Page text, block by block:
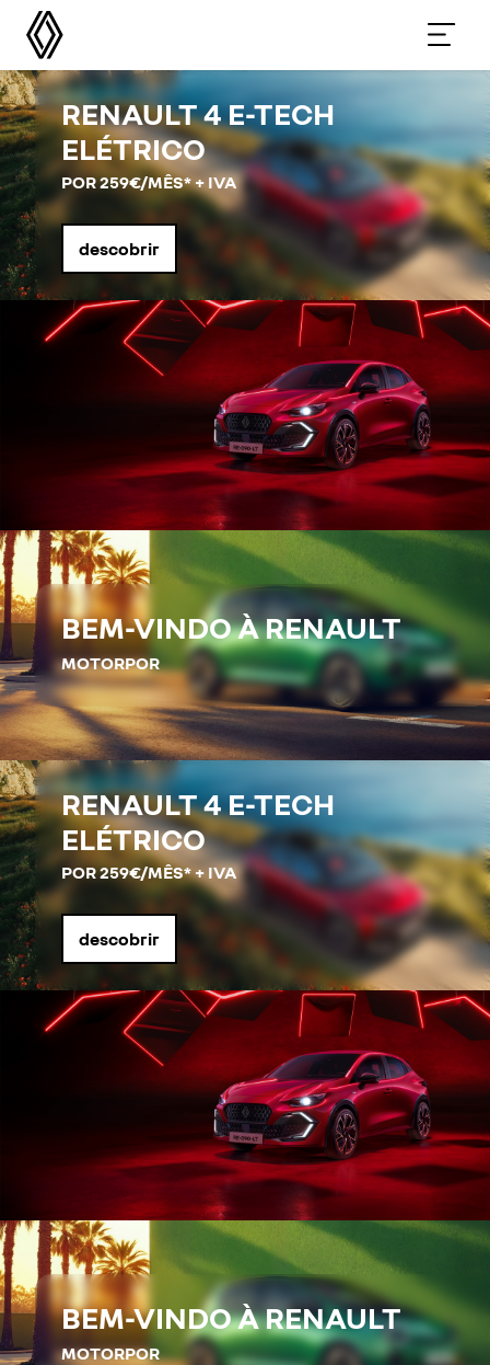
RENAULT 4 E-TECH
ELÉTRICO
POR 259€/MÊS* + IVA
descobrir
BEM-VINDO À RENAULT
MOTORPOR
RENAULT 4 E-TECH
ELÉTRICO
POR 259€/MÊS* + IVA
descobrir
BEM-VINDO À RENAULT
MOTORPOR